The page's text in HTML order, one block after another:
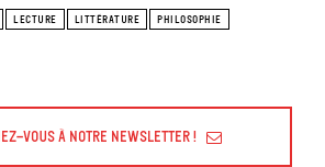
LECTURE LITTÉRATURE
PHILOSOPHIE
vous à Notre Newsletter !